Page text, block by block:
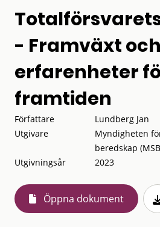
- Framväxt
erfarenheter
framtiden
Författare
Lundberg Jan
Utgivare
Myndigheten
beredskap
Utgivningsår
2023
Öppna dokument